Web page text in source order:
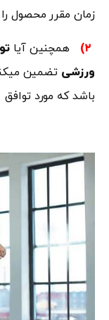
زمان مقرر محصول
همچنین آیا
ورزشی تضمین
باشد که مورد